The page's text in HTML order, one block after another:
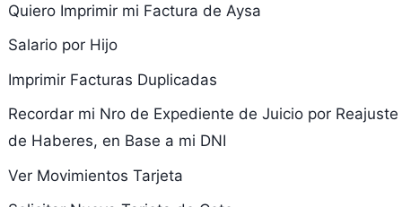
Quiero Imprimir mi Factura de Aysa
Salario por Hijo
Imprimir Facturas Duplicadas
Recordar mi Nro de Expediente de Juicio por Reajuste
de Haberes, en Base a mi DNI
Ver Movimientos Tarjeta